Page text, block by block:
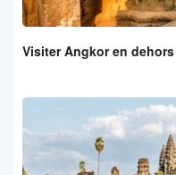
Visiter Angkor en